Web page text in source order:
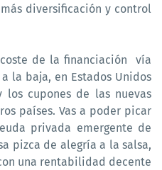
diversificación y control
de la financiación vía
la baja, en Estados Unidos
los cupones de las nuevas
países. Vas a poder picar
privada emergente de
pizca de alegría a la salsa,
una rentabilidad decente